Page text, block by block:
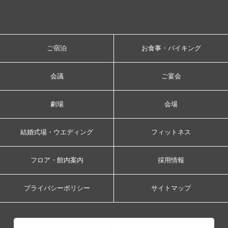
ご宿泊 お食事・バイキング
会議 ご宴会
劇場 会場
結婚式場・ウエディング フィットネス
フロア・館内案内 採用情報
プライバシーポリシー サイトマップ